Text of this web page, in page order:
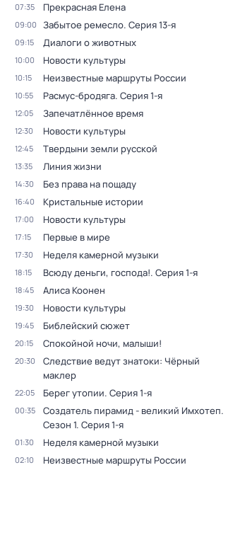
07:35 Прекрасная Елена
09:00 Забытое ремесло. Серия 13-я
09:15 Диалоги о животных
10:00 Новости культуры
10:15 Неизвестные маршруты России
10:55 Расмус-бродяга. Серия 1-я
12:05 Запечатлённое время
12:30 Новости культуры
12:45 Твердыни земли русской
13:35 Линия жизни
14:30 Без права на пощаду
16:40 Кристальные истории
17:00 Новости культуры
17:15 Первые в мире
17:30 Неделя камерной музыки
18:15 Всюду деньги, господа!. Серия 1-я
18:45 Алиса Коонен
19:30 Новости культуры
19:45 Библейский сюжет
20:15 Спокойной ночи, малыши!
20:30
Следствие ведут знатоки: Чёрный
маклер
22:05 Берег утопии. Серия 1-я
00:35 Создатель пирамид - великий Имхотеп.
Сезон 1. Серия 1-я
01:30 Неделя камерной музыки
02:10 Неизвестные маршруты России